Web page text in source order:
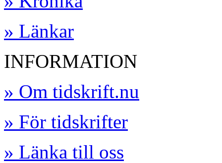
» Länkar
INFORMATION
» Om tidskrift.nu
» För tidskrifter
» Länka till oss